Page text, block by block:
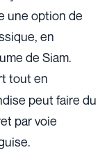
une option de
en
de Siam.
tout en
peut faire du
par voie